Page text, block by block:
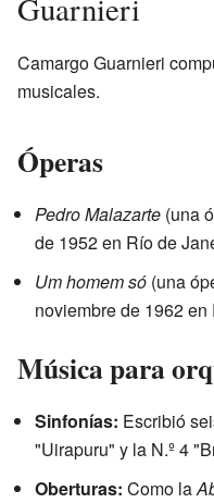
Guarnieri
Camargo Guarnieri
musicales.
Óperas
Pedro Malazarte (una
de 1952 en Río de
Um homem só (una
noviembre de 1962
Música para
Sinfonías: Escribió
"Uirapuru" y la N.º 4
Oberturas: Como la